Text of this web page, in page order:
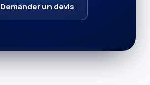
Demander un devis